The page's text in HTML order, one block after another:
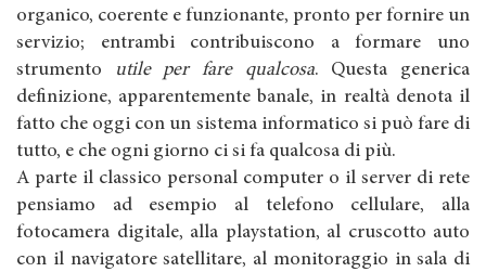
organico, coerente e funzionante, pronto per fornire un
servizio; entrambi contribuiscono a formare uno
strumento
utile per fare qualcosa. Questa generica
definizione, apparentemente banale, in realtà denota il
fatto che oggi con un sistema informatico si può fare di
tutto, e che ogni giorno ci si fa qualcosa di più.
A parte il classico personal computer o il server di rete
pensiamo ad esempio al telefono cellulare, alla
fotocamera digitale, alla playstation, al cruscotto auto
con il navigatore satellitare, al monitoraggio in sala di